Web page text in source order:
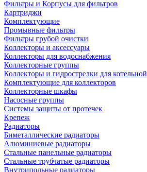
Фильтры и Корпусы для фильтров
Картриджи
Комплектующие
Промывные фильтры
Фильтры грубой очистки
Коллекторы и аксессуары
Коллекторы для водоснабжения
Коллекторные группы
Коллекторы и гидрострелки для котельной
Комплектующие для коллекторов
Коллекторные шкафы
Насосные группы
Системы защиты от протечек
Крепеж
Радиаторы
Биметаллические радиаторы
Алюминиевые радиаторы
Стальные панельные радиаторы
Стальные трубчатые радиаторы
Внутрипольные радиаторы